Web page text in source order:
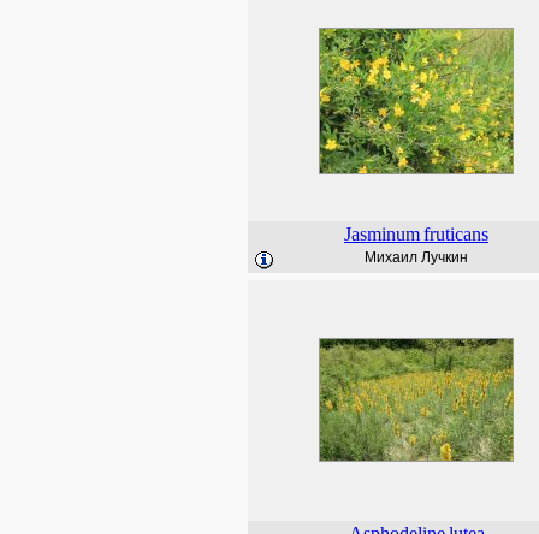
Jasminumfruticans
Михаил Лучкин